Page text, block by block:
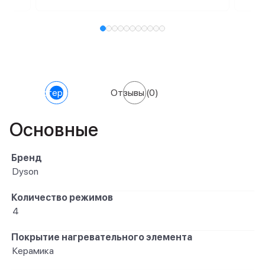
Характеристики Отзывы(0)
Основные
Бренд
Dyson
Количество режимов
4
Покрытие нагревательного элемента
Керамика